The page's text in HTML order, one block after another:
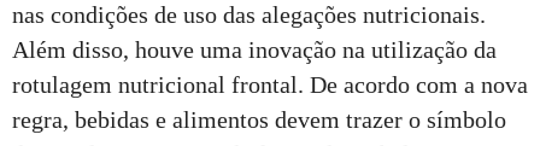
nas condições de uso das alegações nutricionais.
Além disso, houve uma inovação na utilização da
rotulagem nutricional frontal. De acordo com a nova
regra, bebidas e alimentos devem trazer o símbolo